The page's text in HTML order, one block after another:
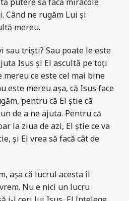
putere să facă miracole
Când ne rugăm Lui și
mereu.
sau triști? Sau poate le este
Isus și El ascultă pe toți
mereu ce este cel mai bine
este mereu așa, că Isus face
pentru că El știe că
de a ne ajuta. Pentru că
la ziua de azi, El știe ce va
și El vrea să facă cât de
așa că lucrul acesta îl
Nu e nici un lucru